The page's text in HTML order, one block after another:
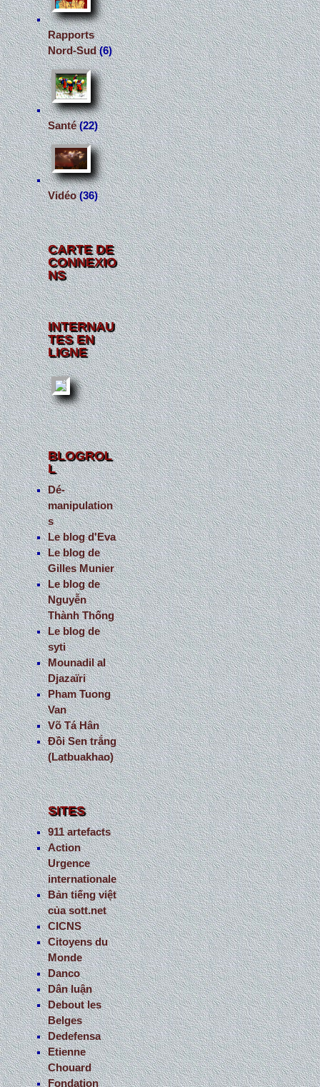
Rapports
Nord-Sud(6)
Santé(22)
Vidéo(36)
CARTE DE
CONNEXIO
NS
INTERNAU
TES EN
LIGNE
BLOGROL
L
Dé-
manipulation
s
Le blog d'Eva
Le blog de
Gilles Munier
Le blog de
Nguyễn
Thành Thống
Le blog de
syti
Mounadil al
Djazaïri
Pham Tuong
Van
Võ Tá Hân
Đồi Sen trắng
(Latbuakhao)
SITES
911 artefacts
Action
Urgence
internationale
Bản tiếng việt
của sott.net
CICNS
Citoyens du
Monde
Danco
Dân luận
Debout les
Belges
Dedefensa
Etienne
Chouard
Fondation